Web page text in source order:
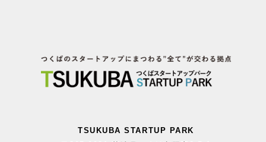
TSUKUBA STARTUP PARK